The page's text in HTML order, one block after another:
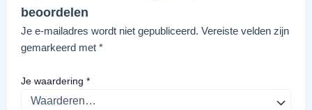
beoordelen
Je e-mailadres wordt niet gepubliceerd. Vereiste velden zijn
gemarkeerd met *
Je waardering *